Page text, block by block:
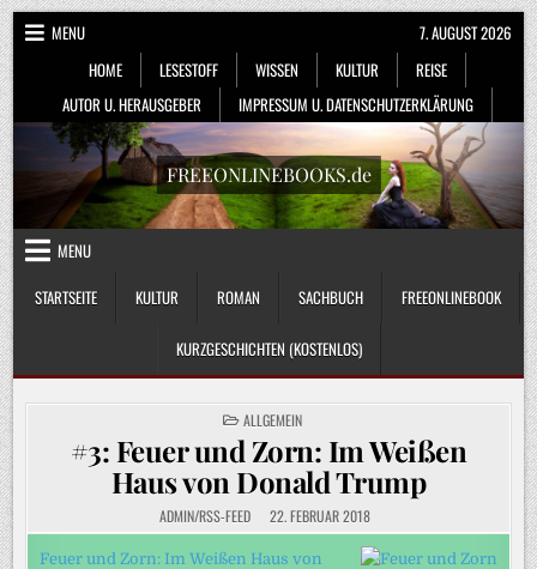
Skip
to
content
MENU
HOME
LESESTOFF WISSEN KULTUR
REISE
AUTOR U. HERAUSGEBER
IMPRESSUM U. DATENSCHUTZERKLÄRUNG
7. AUGUST 2026
FREEONLINEBOOKS.de
MENU
STARTSEITE
KULTUR ROMAN SACHBUCH FREEONLINEBOOK
KURZGESCHICHTEN (KOSTENLOS)
POSTED
IN
ALLGEMEIN
#3: Feuer und Zorn: Im Weißen
Haus von Donald Trump
ADMIN/RSS-FEED 22. FEBRUAR 2018
Feuer und Zorn: Im Weißen Haus von